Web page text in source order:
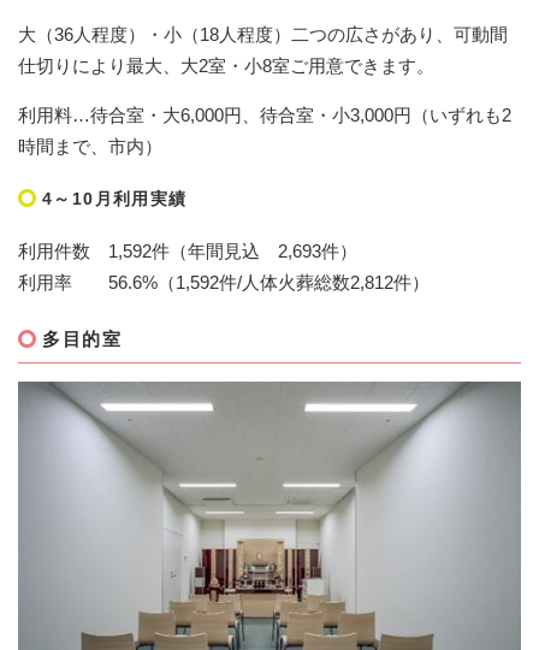
大（36人程度）・小（18人程度）二つの広さがあり、可動間
仕切りにより最大、大2室・小8室ご用意できます。
利用料…待合室・大6,000円、待合室・小3,000円（いずれも2
時間まで、市内）
4～10月利用実績
利用件数 1,592件（年間見込 2,693件）
利用率 56.6%（1,592件/人体火葬総数2,812件）
多目的室